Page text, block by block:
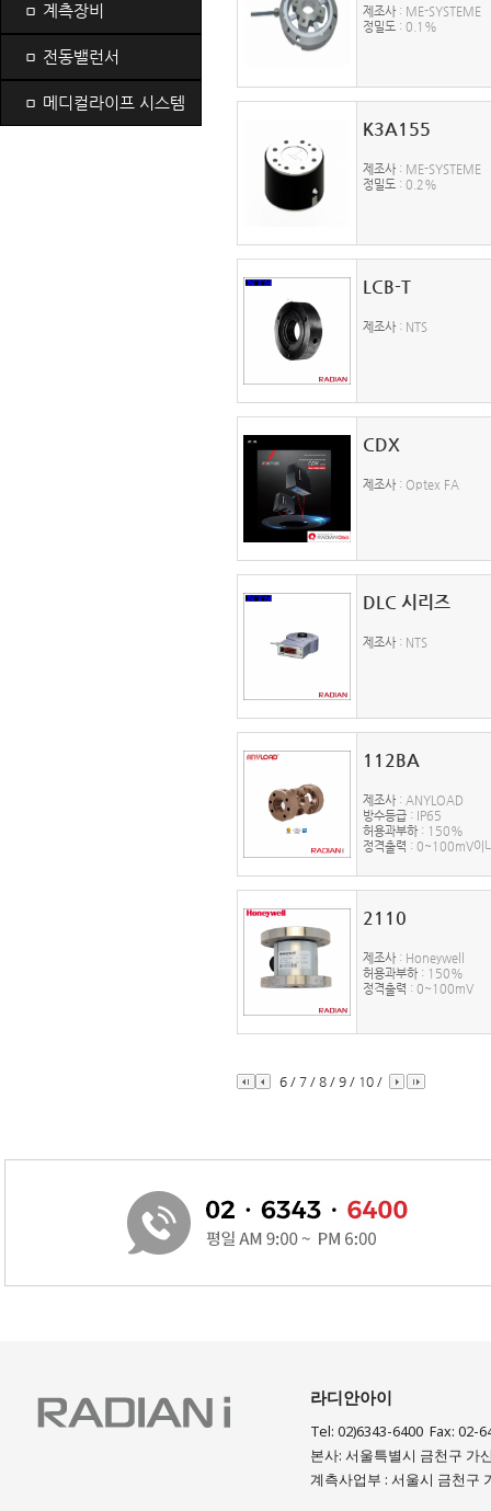
ㅁ 계측장비
ㅁ 전동밸런서
ㅁ 메디컬라이프 시스템
제조사 : ME-SYSTEME
정밀도 : 0.1%
K3A155
제조사 : ME-SYSTEME
정밀도 : 0.2%
LCB-T
제조사 : NTS
CDX
제조사 : Optex FA
DLC 시리즈
제조사 : NTS
112BA
제조사 : ANYLOAD
방수등급 : IP65
허용과부하 : 150%
정격출력 : 0~100mV이
2110
제조사 : Honeywell
허용과부하 : 150%
정격출력 : 0~100mV
6 / 7 / 8 / 9 / 10 /
라디안아이
Tel: 02)6343-6400 Fax:
본사: 서울특별시 금천구 가
계측사업부 : 서울시 금천구